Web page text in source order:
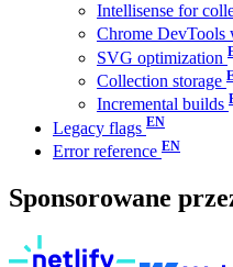
Intellisense for
Chrome DevTools
SVG optimization
Collection storage
Incremental builds
Legacy flags
Error reference
Sponsorowane